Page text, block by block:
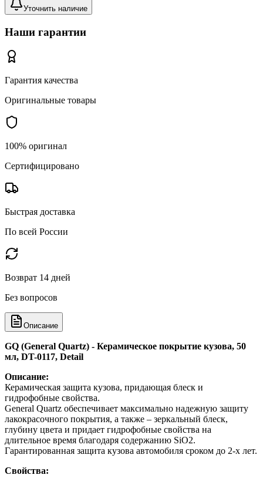
Уточнить наличие
Наши гарантии
Гарантия качества
Оригинальные товары
100% оригинал
Сертифицировано
Быстрая доставка
По всей России
Возврат 14 дней
Без вопросов
Описание
GQ (General Quartz) - Керамическое покрытие кузова, 50
мл, DT-0117, Detail
Описание:
Керамическая защита кузова, придающая блеск и
гидрофобные свойства.
General Quartz обеспечивает максимально надежную защиту
лакокрасочного покрытия, а также – зеркальный блеск,
глубину цвета и придает гидрофобные свойства на
длительное время благодаря содержанию SiO2.
Гарантированная защита кузова автомобиля сроком до 2-х лет.
Свойства: